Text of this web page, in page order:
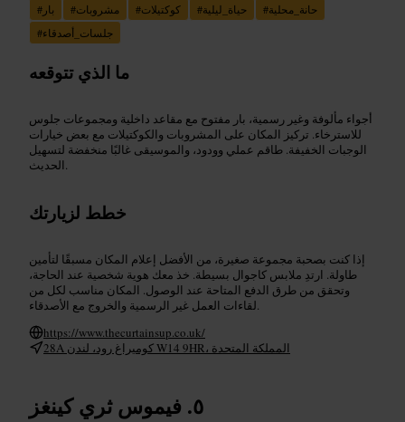
# بار #مشروبات #كوكتيلات #حياة_ليلية #حانة_محلية
#جلسات_أصدقاء
ما الذي تتوقعه
أجواء مألوفة وغير رسمية، بار مفتوح مع مقاعد داخلية ومجموعات جلوس
للاسترخاء. تركيز المكان على المشروبات والكوكتيلات مع بعض خيارات
الوجبات الخفيفة. طاقم عملي وودود، والموسيقى غالبًا منخفضة لتسهيل
الحديث.
خطط لزيارتك
إذا كنت بصحبة مجموعة صغيرة، من الأفضل إعلام المكان مسبقًا لتأمين
طاولة. ارتدِ ملابس كاجوال بسيطة. خذ معك هوية شخصية عند الحاجة،
وتحقق من طرق الدفع المتاحة عند الوصول. المكان مناسب لكل من
لقاءات العمل غير الرسمية والخروج مع الأصدقاء.
https://www.thecurtainsup.co.uk/
28A كوميراغ رود، لندن W14 9HR، المملكة المتحدة
فيموس ثري كينغز